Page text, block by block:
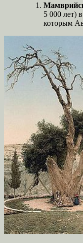
5 000 лет)
которым